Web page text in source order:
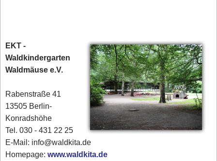
EKT -
Waldkindergarten
Waldmäuse e.V.
Rabenstraße 41
13505 Berlin-
Konradshöhe
Tel. 030 - 431 22 25‎
E-Mail: info@waldkita.de
Homepage:www.waldkita.de